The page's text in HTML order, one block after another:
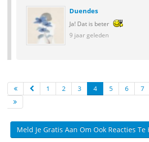
Duendes
Ja! Dat is beter
9 jaar geleden
1 2 3 4 5 6 7
Meld Je Gratis Aan Om Ook Reacties